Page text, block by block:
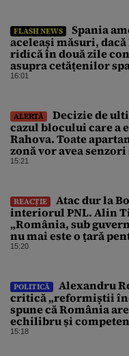
FLASH NEWS
Spania
aceleași măsuri,
ridică în două zile
asupra cetățenilor
cauza crizei migrației
16:01
ALERTĂ
Decizie de
cazul blocului care a
Rahova. Toate
zonă vor avea
15:21
REACȚIE
Atac dur la
interiorul PNL. Alin
„România, sub
nu mai este o țară
investitori”
15:20
POLITICĂ
Alexandru
critică „reformiștii
spune că România
echilibru și
15:18